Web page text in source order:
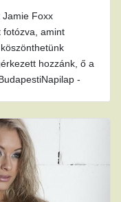
Jamie Foxx
fotózva, amint
hozzánk, ő a
-